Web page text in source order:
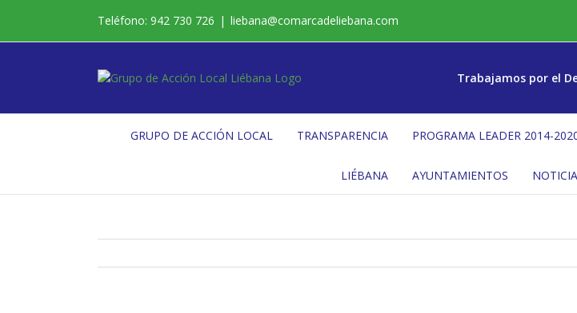
contenido
Teléfono: 942 730 726 | liebana@comarcadeliebana.com
Trabajamos por el
GRUPO DE ACCIÓN LOCAL TRANSPARENCIA PROGRAMA LEADER 2014-
LIÉBANA AYUNTAMIENTOS